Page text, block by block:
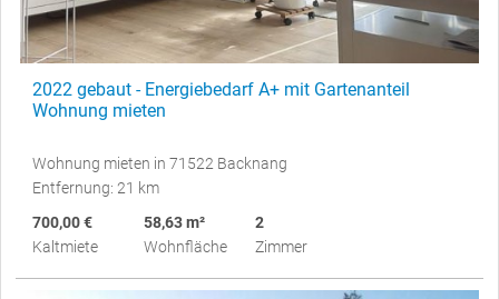
2022 gebaut - Energiebedarf A+ mit Gartenanteil
Wohnung mieten
Wohnung mieten in 71522 Backnang
Entfernung: 21 km
700,00 €
Kaltmiete
58,63 m²
Wohnfläche
2
Zimmer